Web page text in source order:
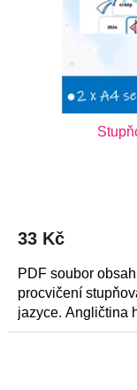
33 Kč
PDF soubor
procvičení
jazyce. Angličtina
souboru je také